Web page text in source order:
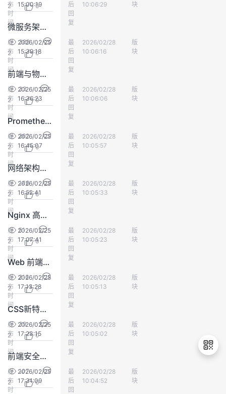
布
时
间
15:00:19
后
回
复
10:06:29
块
2
0
微服务架构下的服务网格 Istio 实战：流量治理、安全与可观测性一站式落地
发
布
时
间
2026/02/25
15:39:18
最
后
回
复
加油O幸福
2026/02/28
10:06:16
版
块
389
2
0
前端与物联网设备实时数据交互中的协议优化与安全性实践
发
布
时
间
2026/02/25
16:36:23
最
后
回
复
加油O幸福
2026/02/28
10:06:06
版
块
33
2
0
Prometheus+Grafana+Alertmanager 监控体系搭建与告警优化实战
发
布
时
间
2026/02/25
16:45:07
最
后
回
复
加油O幸福
2026/02/28
10:05:57
版
块
262
2
0
网络架构演进：云原生网络、SD-WAN与边缘计算融合实战解析
发
布
时
间
2026/02/25
16:52:41
最
后
回
复
加油O幸福
2026/02/28
10:05:33
版
块
146
2
0
Nginx 高性能配置与反向代理、负载均衡实战
发
布
时
间
2026/02/25
17:07:41
最
后
回
复
加油O幸福
2026/02/28
10:05:23
版
块
51
2
0
Web 前端开发趋势：元框架、WebGPU 与 AI 协作
发
布
时
间
2026/02/25
17:13:28
最
后
回
复
加油O幸福
2026/02/28
10:05:13
版
块
216
2
0
CSS新特性实战：容器查询、层叠层、子网格与CSS Houdini，解锁布局新可能
发
布
时
间
2026/02/25
17:23:15
最
后
回
复
加油O幸福
2026/02/28
10:05:02
版
块
39
2
0
前端安全实战：全面防护 XSS 攻击的 5 种实用方案
发
布
时
2026/02/25
17:31:09
最
后
回
加油O幸福
2026/02/28
10:04:52
版
块
107
2
0